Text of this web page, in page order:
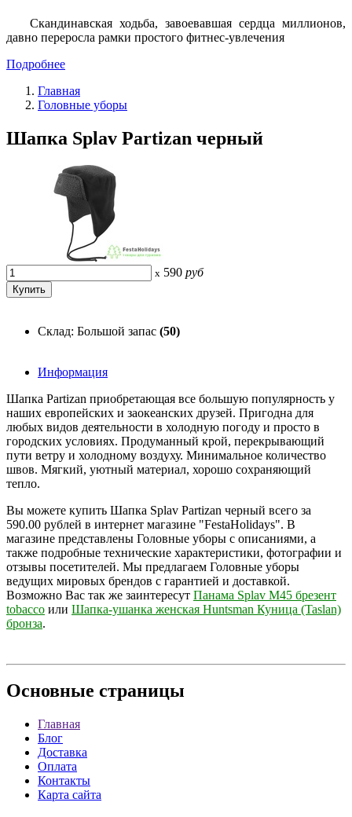
Скандинавская ходьба, завоевавшая сердца миллионов,
давно переросла рамки простого фитнес-увлечения
Подробнее
Главная
Головные уборы
Шапка Splav Partizan черный
x 590 руб
Склад: Большой запас (50)
Информация
Шапка Partizan приобретающая все большую популярность у
наших европейских и заокеанских друзей. Пригодна для
любых видов деятельности в холодную погоду и просто в
городских условиях. Продуманный крой, перекрывающий
пути ветру и холодному воздуху. Минимальное количество
швов. Мягкий, уютный материал, хорошо сохраняющий
тепло.
Вы можете купить Шапка Splav Partizan черный всего за
590.00 рублей в интернет магазине "FestaHolidays". В
магазине представлены Головные уборы с описаниями, а
также подробные технические характеристики, фотографии и
отзывы посетителей. Мы предлагаем Головные уборы
ведущих мировых брендов с гарантией и доставкой.
Возможно Вас так же заинтересут Панама Splav М45 брезент
tobacco или Шапка-ушанка женская Huntsman Куница (Taslan)
бронза.
Основные страницы
Главная
Блог
Доставка
Оплата
Контакты
Карта сайта